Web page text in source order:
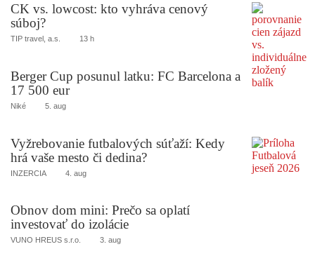
CK vs. lowcost: kto vyhráva cenový
súboj?
TIP travel, a.s. 13 h
Berger Cup posunul latku: FC Barcelona a
17 500 eur
Niké 5. aug
Vyžrebovanie futbalových súťaží: Kedy
hrá vaše mesto či dedina?
INZERCIA 4. aug
Obnov dom mini: Prečo sa oplatí
investovať do izolácie
VUNO HREUS s.r.o. 3. aug